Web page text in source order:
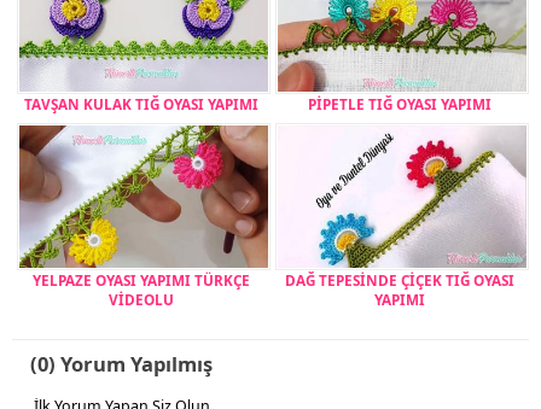
TAVŞAN KULAK TIĞ OYASI YAPIMI PİPETLE TIĞ OYASI YAPIMI
YELPAZE OYASI YAPIMI TÜRKÇE
VİDEOLU
DAĞ TEPESİNDE ÇİÇEK TIĞ OYASI
YAPIMI
(0) Yorum Yapılmış